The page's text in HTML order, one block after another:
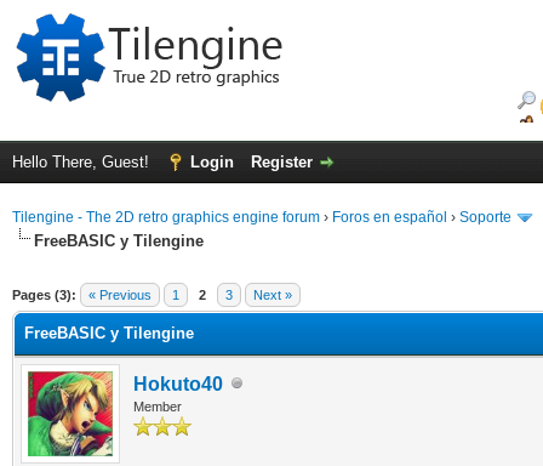
Hello There, Guest! Login Register
Tilengine - The 2D retro graphics engine forum › Foros en español › Soporte
FreeBASIC y Tilengine
Pages (3): « Previous 1 2 3 Next »
FreeBASIC y Tilengine
Hokuto40
Member